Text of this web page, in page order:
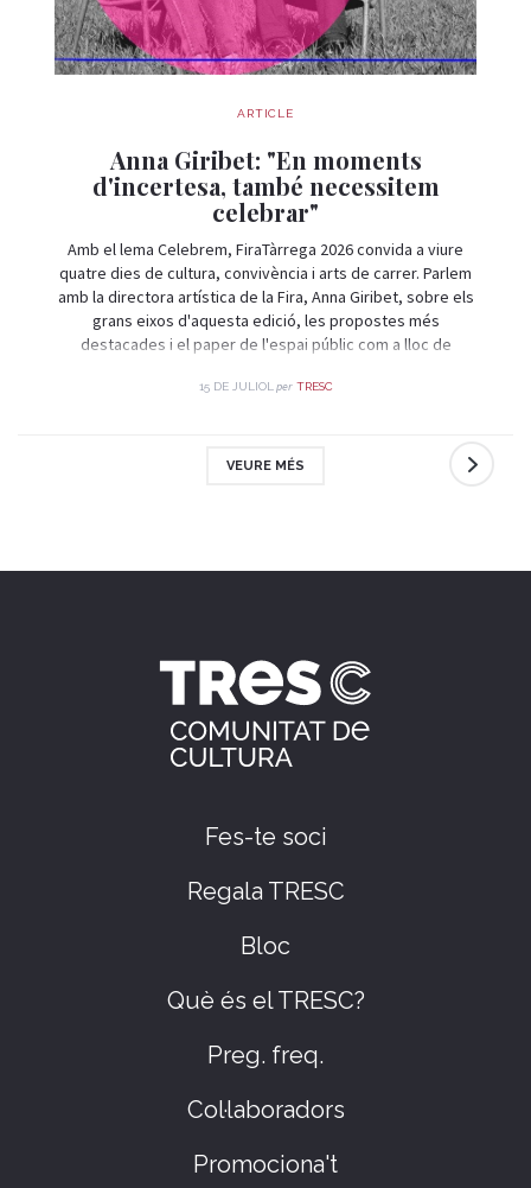
ARTICLE
Anna Giribet: "En moments
d'incertesa, també necessitem
celebrar"
Amb el lema Celebrem, FiraTàrrega 2026 convida a viure
quatre dies de cultura, convivència i arts de carrer. Parlem
amb la directora artística de la Fira, Anna Giribet, sobre els
grans eixos d'aquesta edició, les propostes més
destacades i el paper de l'espai públic com a lloc de
15 DE JULIOL per TRESC
VEURE MÉS
Fes-te soci
Regala TRESC
Bloc
Què és el TRESC?
Preg. freq.
Col·laboradors
Promociona't